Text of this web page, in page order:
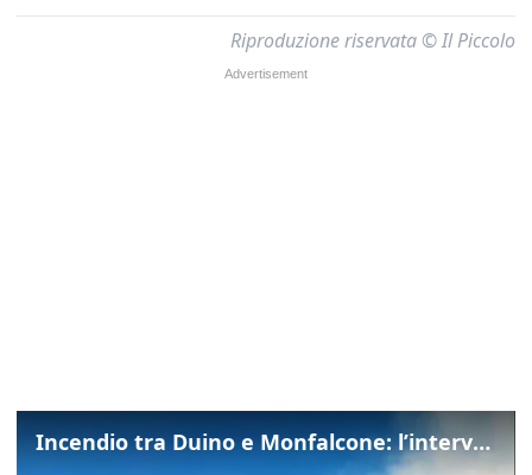
Riproduzione riservata © Il Piccolo
Incendio tra Duino e Monfalcone: l’intervento dei vigili del fuoco